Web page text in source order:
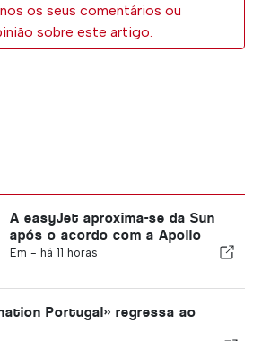
os seus comentários ou
sobre este artigo.
A easyJet aproxima-se da Sun
após o acordo com a Apollo
Em - há 11 horas
Portugal» regressa ao